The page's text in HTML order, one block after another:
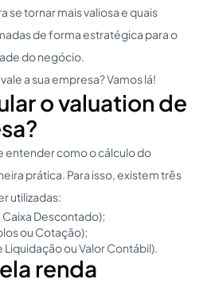
se tornar mais valiosa e quais
de forma estratégica para o
do negócio.
a sua empresa? Vamos lá!
o valuation de
entender como o cálculo do
prática. Para isso, existem três
utilizadas:
Caixa Descontado);
ou Cotação);
Liquidação ou Valor Contábil).
renda